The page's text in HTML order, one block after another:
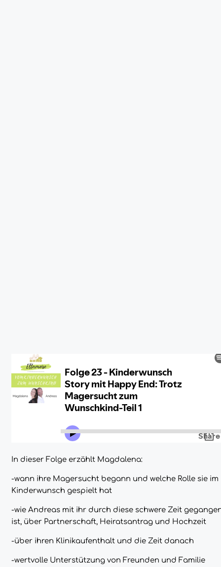
In dieser Folge erzählt Magdalena:
-wann ihre Magersucht begann und welche Rolle sie im
Kinderwunsch gespielt hat
-wie Andreas mit ihr durch diese schwere Zeit
ist, über Partnerschaft, Heiratsantrag und Hochzeit
-über ihren Klinikaufenthalt und die Zeit danach
-wertvolle Unterstützung von Freunden und Familie